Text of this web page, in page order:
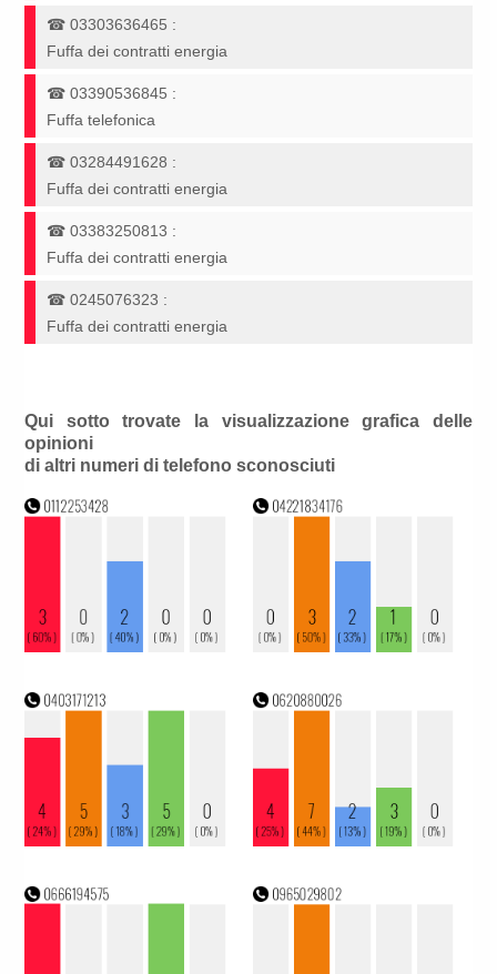
☎03303636465 :
Fuffa dei contratti energia
☎03390536845 :
Fuffa telefonica
☎03284491628 :
Fuffa dei contratti energia
☎03383250813 :
Fuffa dei contratti energia
☎0245076323 :
Fuffa dei contratti energia
Qui sotto trovate la visualizzazione grafica delle
opinioni
di altri numeri di telefono sconosciuti